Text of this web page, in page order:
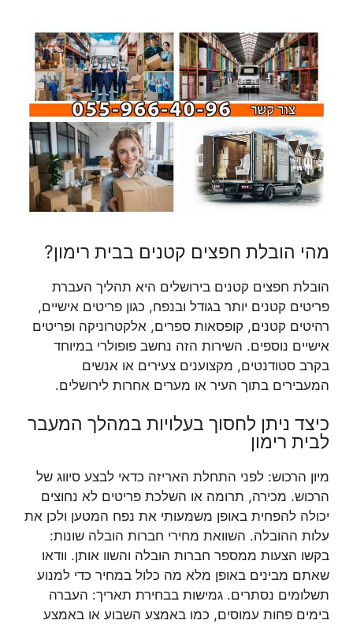
מהי הובלת חפצים קטנים בבית רימון?
הובלת חפצים קטנים בירושלים היא תהליך העברת
פריטים קטנים יותר בגודל ובנפח, כגון פריטים אישיים,
רהיטים קטנים, קופסאות ספרים, אלקטרוניקה ופריטים
אישיים נוספים. השירות הזה נחשב פופולרי במיוחד
בקרב סטודנטים, מקצוענים צעירים או אנשים
המעבירים בתוך העיר או מערים אחרות לירושלים.
כיצד ניתן לחסוך בעלויות במהלך המעבר
לבית רימון
מיון הרכוש: לפני התחלת האריזה כדאי לבצע סיווג של
הרכוש. מכירה, תרומה או השלכת פריטים לא נחוצים
יכולה להפחית באופן משמעותי את נפח המטען ולכן את
עלות ההובלה. השוואת מחירי חברות הובלה שונות:
בקשו הצעות ממספר חברות הובלה והשוו אותן. וודאו
שאתם מבינים באופן מלא מה כלול במחיר כדי למנוע
תשלומים נסתרים. גמישות בבחירת תאריך: העברה
בימים פחות עמוסים, כמו באמצע השבוע או באמצע